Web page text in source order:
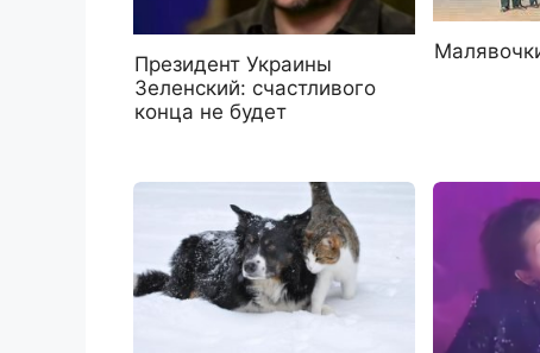
Президент Украины
Зеленский: счастливого
конца не будет